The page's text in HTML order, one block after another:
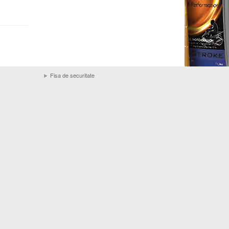
► Fisa de securitate